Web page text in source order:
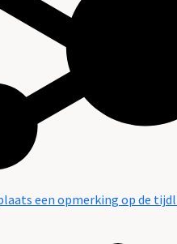
een opmerking op de